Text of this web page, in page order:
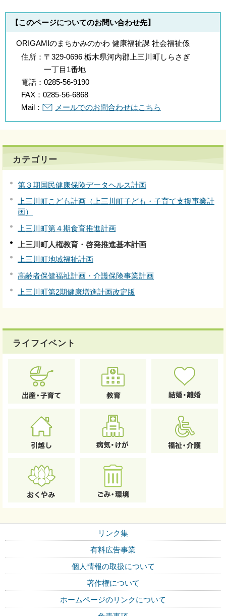
【このページについてのお問い合わせ先】
ORIGAMIのまちかみのかわ 健康福祉課 社会福祉係
住所： 〒329-0696 栃木県河内郡上三川町しらさぎ
一丁目1番地
電話： 0285-56-9190
FAX： 0285-56-6868
Mail：
メールでのお問合わせはこちら
カテゴリー
第３期国民健康保険データヘルス計画
上三川町こども計画（上三川町子ども・子育て支援事業計
画）
上三川町第４期食育推進計画
上三川町人権教育・啓発推進基本計画
上三川町地域福祉計画
高齢者保健福祉計画・介護保険事業計画
上三川町第2期健康増進計画改定版
ライフイベント
リンク集
有料広告事業
個人情報の取扱について
著作権について
ホームページのリンクについて